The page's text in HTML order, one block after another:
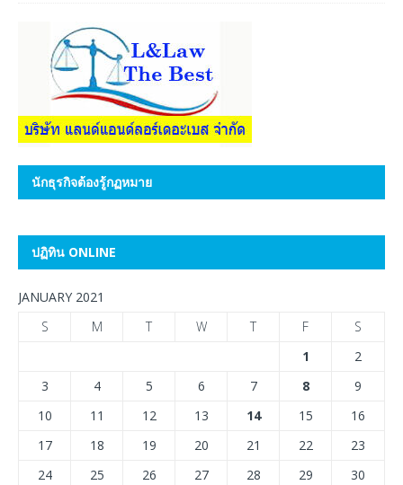
นักธุรกิจต้องรู้กฏหมาย
ปฏิทิน ONLINE
JANUARY 2021
S
M T W T F
S
1
2
3
4 5 6 7 8
9
10
11 12 13 14 15
16
17
18 19 20 21 22
23
24
25 26 27 28 29
30